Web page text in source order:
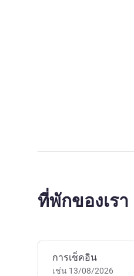
ที่พักของเรา
จองโรงแรมนี้
การเช็คอิน
เช่น 13/08/2026